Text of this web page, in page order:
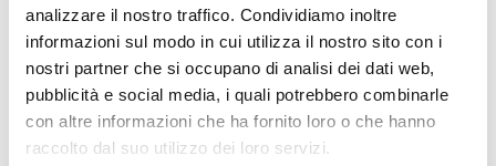
analizzare il nostro traffico. Condividiamo inoltre
informazioni sul modo in cui utilizza il nostro sito con i
nostri partner che si occupano di analisi dei dati web,
pubblicità e social media, i quali potrebbero combinarle
con altre informazioni che ha fornito loro o che hanno
raccolto dal suo utilizzo dei loro servizi.
...leggi
28/07/2026
SALESIANA VIGOR. Conferme importanti e